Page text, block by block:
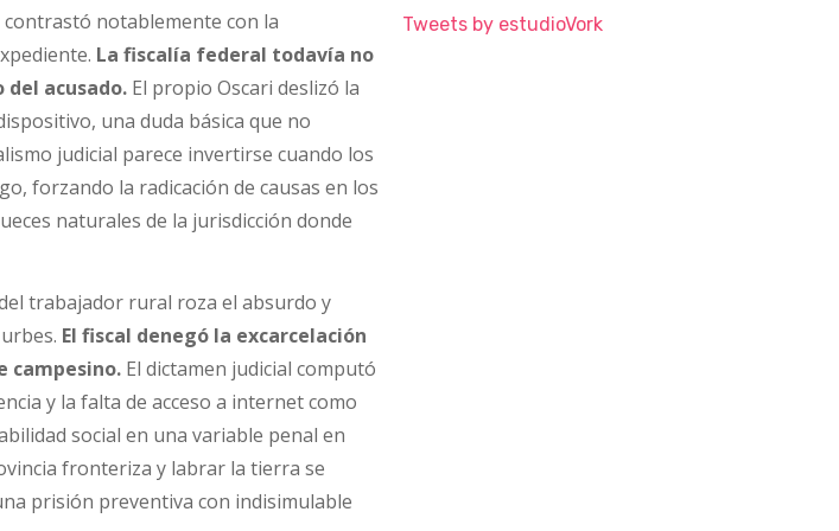
notablemente con la
La fiscalía federal todavía no
acusado. El propio Oscari deslizó la
una duda básica que no
judicial parece invertirse cuando los
forzando la radicación de causas en los
naturales de la jurisdicción donde
trabajador rural roza el absurdo y
El fiscal denegó la excarcelación
campesino. El dictamen judicial computó
y la falta de acceso a internet como
social en una variable penal en
fronteriza y labrar la tierra se
prisión preventiva con indisimulable
Tweets by estudioVork